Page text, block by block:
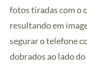
fotos tiradas com o
resultando em
segurar o telefone
dobrados ao lado